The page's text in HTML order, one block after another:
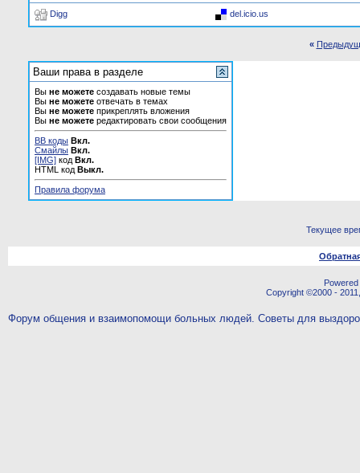
Digg del.icio.us
«
Ваши права в разделе
Вы не можете создавать новые темы
Вы не можете отвечать в темах
Вы не можете прикреплять вложения
Вы не можете редактировать свои сообщения
BB коды Вкл.
Смайлы Вкл.
[IMG] код Вкл.
HTML код Выкл.
Правила форума
Текущее
Copyright ©2000 -
Форум общения и взаимопомощи больных людей. Советы для